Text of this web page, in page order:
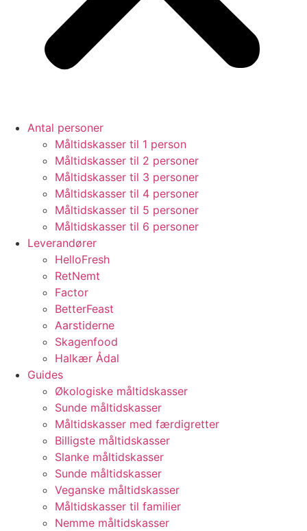
Antal personer
Måltidskasser til 1 person
Måltidskasser til 2 personer
Måltidskasser til 3 personer
Måltidskasser til 4 personer
Måltidskasser til 5 personer
Måltidskasser til 6 personer
Leverandører
HelloFresh
RetNemt
Factor
BetterFeast
Aarstiderne
Skagenfood
Halkær Ådal
Guides
Økologiske måltidskasser
Sunde måltidskasser
Måltidskasser med færdigretter
Billigste måltidskasser
Slanke måltidskasser
Sunde måltidskasser
Veganske måltidskasser
Måltidskasser til familier
Nemme måltidskasser